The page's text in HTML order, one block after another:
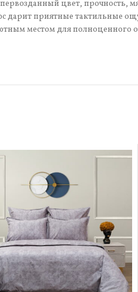
цвет, прочность,
дарит приятные тактильные
местом для полноценного